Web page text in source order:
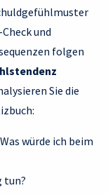
und
folgen
Sie die
würde ich beim
tun?